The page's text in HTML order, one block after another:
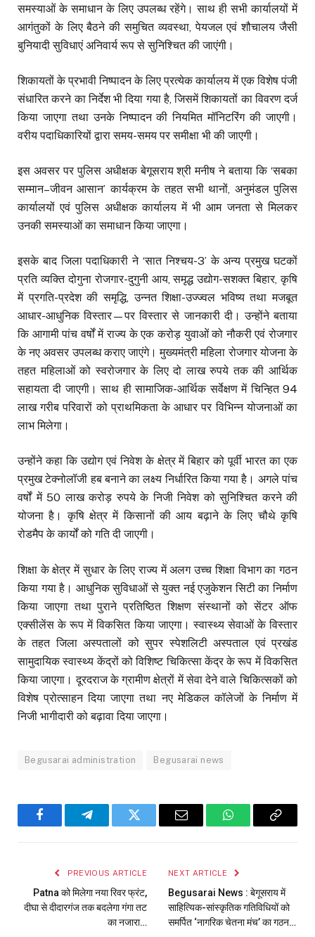
समस्याओं के समाधान के लिए उपलब्ध रहेंगे। साथ ही सभी कार्यालयों में
आगंतुकों के लिए बैठने की समुचित व्यवस्था, पेयजल एवं शौचालय जैसी
बुनियादी सुविधाएं अनिवार्य रूप से सुनिश्चित की जाएंगी।
शिकायतों के प्रभावी निष्पादन के लिए प्रत्येक कार्यालय में एक विशेष पंजी
संधारित करने का निर्देश भी दिया गया है, जिसमें शिकायतों का विवरण दर्ज
किया जाएगा तथा उनके निष्पादन की नियमित मॉनिटरिंग की जाएगी।
वरीय पदाधिकारियों द्वारा समय-समय पर समीक्षा भी की जाएगी।
इस अवसर पर पुलिस अधीक्षक बेगूसराय श्री मनीष ने बताया कि ‘सबका
सम्मान–जीवन आसान’ कार्यक्रम के तहत सभी थानों, अनुमंडल पुलिस
कार्यालयों एवं पुलिस अधीक्षक कार्यालय में भी आम जनता से मिलकर
उनकी समस्याओं का समाधान किया जाएगा।
इसके बाद जिला पदाधिकारी ने ‘सात निश्चय-3’ के अन्य प्रमुख घटकों
प्रति व्यक्ति दोगुना रोजगार-दुगुनी आय, समृद्ध उद्योग-सशक्त बिहार, कृषि
में प्रगति-प्रदेश की समृद्धि, उन्नत शिक्षा-उज्ज्वल भविष्य तथा मजबूत
आधार-आधुनिक विस्तार—पर विस्तार से जानकारी दी। उन्होंने बताया
कि आगामी पांच वर्षों में राज्य के एक करोड़ युवाओं को नौकरी एवं रोजगार
के नए अवसर उपलब्ध कराए जाएंगे। मुख्यमंत्री महिला रोजगार योजना के
तहत महिलाओं को स्वरोजगार के लिए दो लाख रुपये तक की आर्थिक
सहायता दी जाएगी। साथ ही सामाजिक-आर्थिक सर्वेक्षण में चिन्हित 94
लाख गरीब परिवारों को प्राथमिकता के आधार पर विभिन्न योजनाओं का
लाभ मिलेगा।
उन्होंने कहा कि उद्योग एवं निवेश के क्षेत्र में बिहार को पूर्वी भारत का एक
प्रमुख टेक्नोलॉजी हब बनाने का लक्ष्य निर्धारित किया गया है। अगले पांच
वर्षों में 50 लाख करोड़ रुपये के निजी निवेश को सुनिश्चित करने की
योजना है। कृषि क्षेत्र में किसानों की आय बढ़ाने के लिए चौथे कृषि
रोडमैप के कार्यों को गति दी जाएगी।
शिक्षा के क्षेत्र में सुधार के लिए राज्य में अलग उच्च शिक्षा विभाग का गठन
किया गया है। आधुनिक सुविधाओं से युक्त नई एजुकेशन सिटी का निर्माण
किया जाएगा तथा पुराने प्रतिष्ठित शिक्षण संस्थानों को सेंटर ऑफ
एक्सीलेंस के रूप में विकसित किया जाएगा। स्वास्थ्य सेवाओं के विस्तार
के तहत जिला अस्पतालों को सुपर स्पेशलिटी अस्पताल एवं प्रखंड
सामुदायिक स्वास्थ्य केंद्रों को विशिष्ट चिकित्सा केंद्र के रूप में विकसित
किया जाएगा। दूरदराज के ग्रामीण क्षेत्रों में सेवा देने वाले चिकित्सकों को
विशेष प्रोत्साहन दिया जाएगा तथा नए मेडिकल कॉलेजों के निर्माण में
निजी भागीदारी को बढ़ावा दिया जाएगा।
Begusarai administration Begusarai news
FacebookTelegramTwitter Email WhatsAppCopy
PREVIOUS ARTICLE
Patna को मिलेगा नया रिवर फ्रंट,
दीघा से दीदारगंज तक बदलेगा गंगा तट
का नजारा…
NEXT ARTICLE
Begusarai News : बेगूसराय में
साहित्यिक-सांस्कृतिक गतिविधियों को
समर्पित ‘नागरिक चेतना मंच’ का गठन…